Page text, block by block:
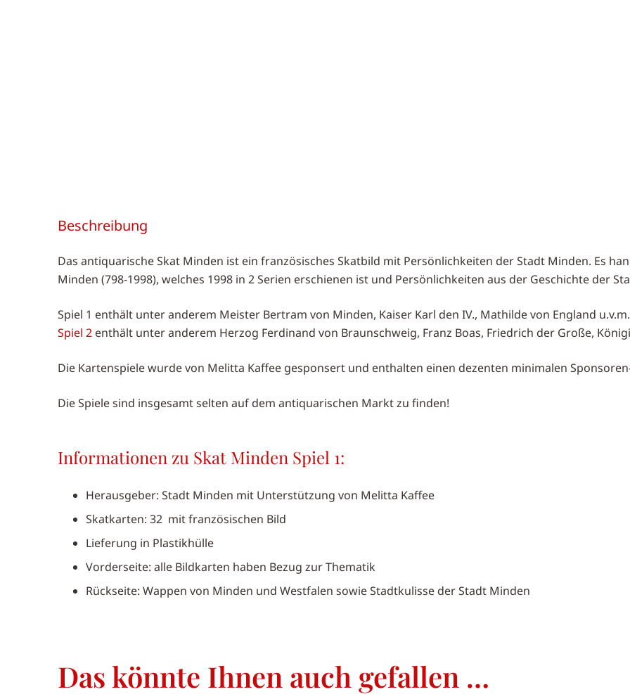
Beschreibung
Das antiquarische Skat Minden ist ein französisches Skatbild mit Persönlichkeiten der Stadt Minden. Es
Minden (798-1998), welches 1998 in 2 Serien erschienen ist und Persönlichkeiten aus der Geschichte der
Spiel 1 enthält unter anderem Meister Bertram von Minden, Kaiser Karl den IV., Mathilde von England u.v.m.
Spiel 2 enthält unter anderem Herzog Ferdinand von Braunschweig, Franz Boas, Friedrich der Große,
Die Kartenspiele wurde von Melitta Kaffee gesponsert und enthalten einen dezenten minimalen
Die Spiele sind insgesamt selten auf dem antiquarischen Markt zu finden!
Informationen zu Skat Minden Spiel 1:
Herausgeber: Stadt Minden mit Unterstützung von Melitta Kaffee
Skatkarten: 32 mit französischen Bild
Lieferung in Plastikhülle
Vorderseite: alle Bildkarten haben Bezug zur Thematik
Rückseite: Wappen von Minden und Westfalen sowie Stadtkulisse der Stadt Minden
Das könnte Ihnen auch gefallen …